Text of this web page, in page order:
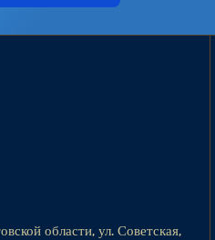
области, ул. Советская,